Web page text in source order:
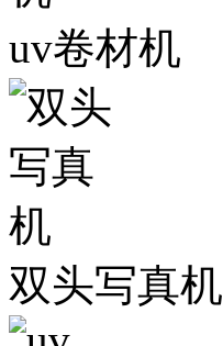
uv卷材机
双头写真机